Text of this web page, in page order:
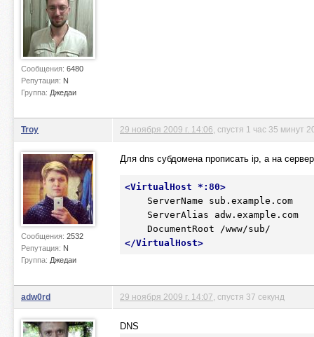
Сообщения: 6480
Репутация: N
Группа: Джедаи
Troy
Сообщения: 2532
Репутация: N
Группа: Джедаи
29 ноября 2009 г. 14:06 , спустя 1 час 35 минут
Для dns субдомена прописать ip, а на
<VirtualHost * :80>
</VirtualHost>
adw0rd 29 ноября 2009 г. 14:07 , спустя 37 секунд
DNS